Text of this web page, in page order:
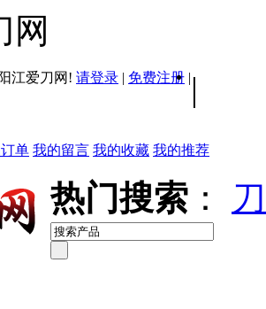
网
江爱刀网! 请登录 | 免费注册 | |
单 我的留言 我的收藏 我的推荐
热门搜索 ：